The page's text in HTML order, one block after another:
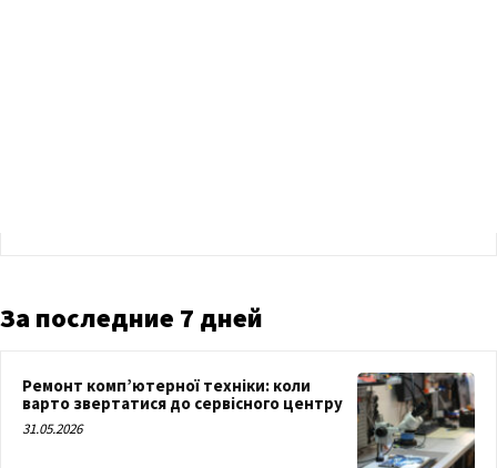
За последние 7 дней
Ремонт комп’ютерної техніки: коли
варто звертатися до сервісного центру
31.05.2026